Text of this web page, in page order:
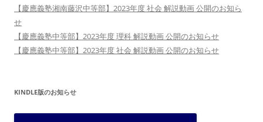
【慶應義塾湘南藤沢中等部】2023年度 社会 解説動画 公開のお知ら
せ
【慶應義塾中等部】2023年度 理科 解説動画 公開のお知らせ
【慶應義塾中等部】2023年度 社会 解説動画 公開のお知らせ
KINDLE版のお知らせ